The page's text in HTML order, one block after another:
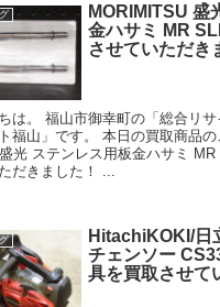
MORIMITSU 盛
金ハサミ MR
させていただき
は。 福山市御幸町の「総合リ
福山」です。 本日の買取商品の
光 ステンレス用板金ハサミ
だきました！ ...
HitachiKOKI/日
チェンソー
具を買取させて